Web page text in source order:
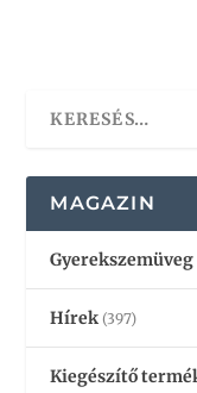
MAGAZIN
Gyerekszemüveg
Hírek (397)
Kiegészítő